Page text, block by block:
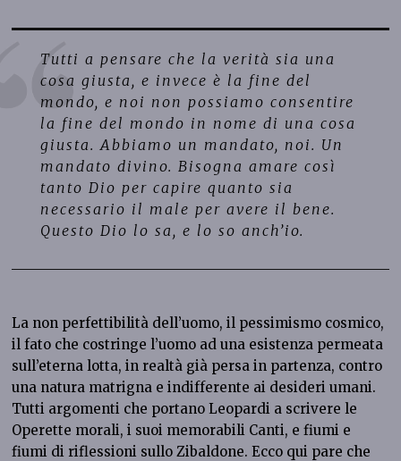
Tutti a pensare che la verità sia una
cosa giusta, e invece è la fine del
mondo, e noi non possiamo consentire
la fine del mondo in nome di una cosa
giusta. Abbiamo un mandato, noi. Un
mandato divino. Bisogna amare così
tanto Dio per capire quanto sia
necessario il male per avere il bene.
Questo Dio lo sa, e lo so anch’io.
La non perfettibilità dell’uomo, il pessimismo cosmico,
il fato che costringe l’uomo ad una esistenza permeata
sull’eterna lotta, in realtà già persa in partenza, contro
una natura matrigna e indifferente ai desideri umani.
Tutti argomenti che portano Leopardi a scrivere le
Operette morali, i suoi memorabili Canti, e fiumi e
fiumi di riflessioni sullo Zibaldone. Ecco qui pare che